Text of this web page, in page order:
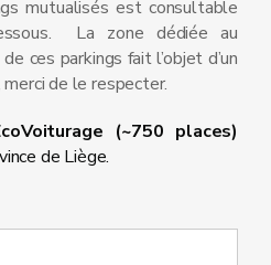
mutualisés est consultable
La zone dédiée au
ces parkings fait l’objet d’un
de le respecter.
(~750 places)
de Liège.